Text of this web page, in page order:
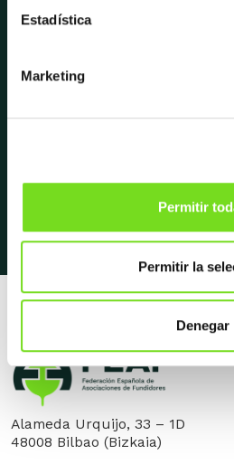
Estadística
Marketing
Permitir
Permitir la
Denegar
Suscríbete para
próximos eventos,
Apúntate a la
Alameda Urquijo, 33 – 1D
48008 Bilbao (Bizkaia)